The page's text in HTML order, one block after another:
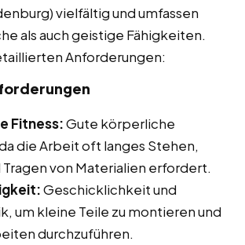
vielfältig und umfassen
als auch geistige Fähigkeiten.
Anforderungen:
Fitness:Gute körperliche
die Arbeit oft langes Stehen,
von Materialien erfordert.
Geschicklichkeit und
um kleine Teile zu montieren und
durchzuführen.